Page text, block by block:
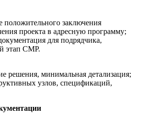
положительного заключения
проекта в адресную программу;
для подрядчика,
этап СМР.
решения, минимальная детализация;
узлов, спецификаций,